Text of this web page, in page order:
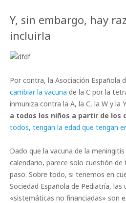
Y, sin embargo, hay
incluirla
Por contra, la Asociación Española
cambiar la vacuna de la C por la
inmuniza contra la A, la C, la W y la
a todos los niños a partir de los
todos, tengan la edad que tengan
Dado que la vacuna de la
calendario, parece solo cuestión
paso. Sobre todo, si tenemos en
Sociedad Española de Pediatría, las
«sistemáticas no financiadas» son